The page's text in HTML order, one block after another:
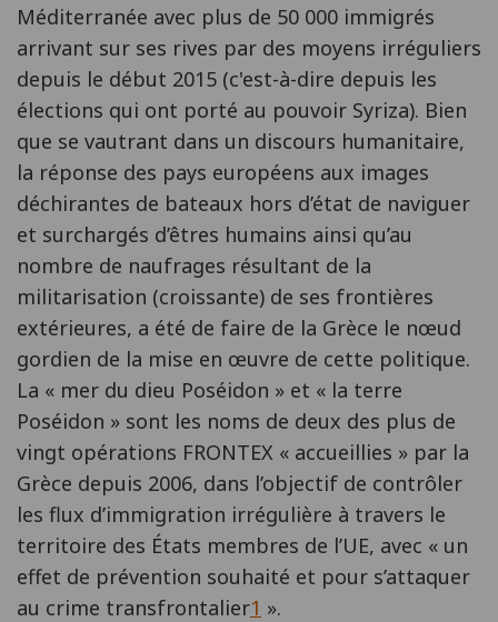
Méditerranée avec plus de 50 000 immigrés
arrivant sur ses rives par des moyens irréguliers
depuis le début 2015 (c'est-à-dire depuis les
élections qui ont porté au pouvoir Syriza). Bien
que se vautrant dans un discours humanitaire,
la réponse des pays européens aux images
déchirantes de bateaux hors d’état de naviguer
et surchargés d’êtres humains ainsi qu’au
nombre de naufrages résultant de la
militarisation (croissante) de ses frontières
extérieures, a été de faire de la Grèce le nœud
gordien de la mise en œuvre de cette politique.
La « mer du dieu Poséidon » et « la terre
Poséidon » sont les noms de deux des plus de
vingt opérations FRONTEX « accueillies » par la
Grèce depuis 2006, dans l’objectif de contrôler
les flux d’immigration irrégulière à travers le
territoire des États membres de l’UE, avec « un
effet de prévention souhaité et pour s’attaquer
au crime transfrontalier1 ».